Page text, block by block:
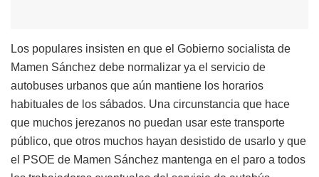
Los populares insisten en que el Gobierno socialista de
Mamen Sánchez debe normalizar ya el servicio de
autobuses urbanos que aún mantiene los horarios
habituales de los sábados. Una circunstancia que hace
que muchos jerezanos no puedan usar este transporte
público, que otros muchos hayan desistido de usarlo y que
el PSOE de Mamen Sánchez mantenga en el paro a todos